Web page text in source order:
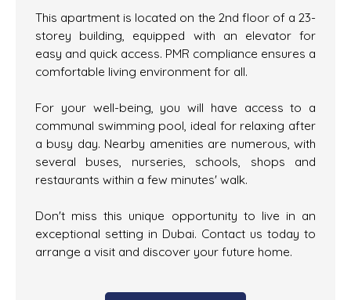
This apartment is located on the 2nd floor of a 23-
storey building, equipped with an elevator for
easy and quick access. PMR compliance ensures a
comfortable living environment for all.
For your well-being, you will have access to a
communal swimming pool, ideal for relaxing after
a busy day. Nearby amenities are numerous, with
several buses, nurseries, schools, shops and
restaurants within a few minutes' walk.
Don't miss this unique opportunity to live in an
exceptional setting in Dubai. Contact us today to
arrange a visit and discover your future home.